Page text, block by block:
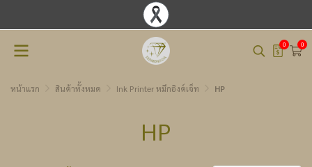
0 0
หน้าแรก สินค้าทั้งหมด Ink Printer หมึกอิงค์เจ็ท HP
HP